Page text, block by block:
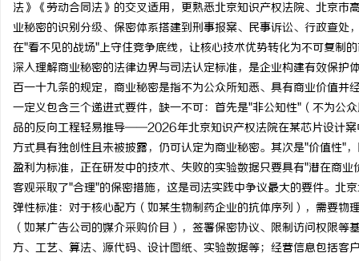
法》《劳动合同法》的交叉适用，更熟悉北京知识产权法院、北京
业秘密的识别分级、保密体系搭建到刑事报案、民事诉讼、行政查
在"看不见的战场"上守住竞争底线，让核心技术优势转化为不可复制
深入理解商业秘密的法律边界与司法认定标准，是企业构建有效保
百一十九条的规定，商业秘密是指不为公众所知悉、具有商业价值
一定义包含三个递进式要件，缺一不可：首先是"非公知性"（不为公
品的反向工程轻易推导——2026年北京知识产权法院在某芯片设计
方式具有独创性且未被披露，仍可认定为商业秘密。其次是"价值性"
盈利为标准，正在研发中的技术、失败的实验数据只要具有"潜在商
客观采取了"合理"的保密措施，这是司法实践中争议最大的要件。北
弹性标准：对于核心配方（如某生物制药企业的抗体序列），需要
（如某广告公司的媒介采购价目），签署保密协议、限制访问权限
方、工艺、算法、源代码、设计图纸、实验数据等；经营信息包括